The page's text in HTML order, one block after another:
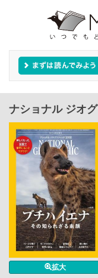
ナショナル ジオ
拡大